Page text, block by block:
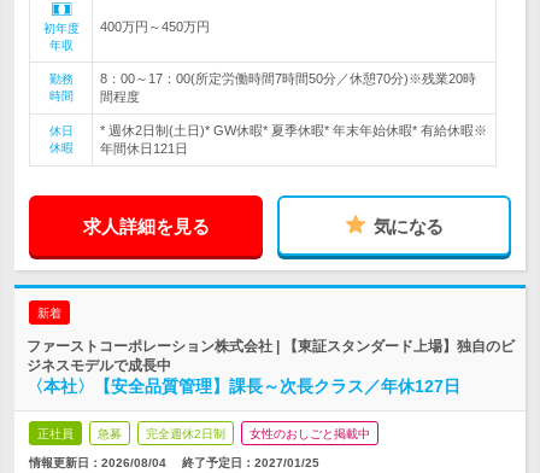
初年度
年収
400万円～450万円
勤務
時間
8：00～17：00(所定労働時間7時間50分／休憩70分)※残業20時
間程度
休日
休暇
* 週休2日制(土日)* GW休暇* 夏季休暇* 年末年始休暇* 有給休暇※
年間休日121日
求人詳細を見る 気になる
新着
ファーストコーポレーション株式会社 | 【東証スタンダード上場】独自のビ
ジネスモデルで成長中
〈本社〉【安全品質管理】課長～次長クラス／年休127日
正社員 急募 完全週休2日制 女性のおしごと掲載中
情報更新日：2026/08/04 終了予定日： 2027/01/25